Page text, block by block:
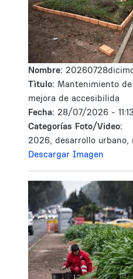
Nombre:
Tìtulo: Mantenimiento
mejora de accesibilida
Fecha: 28/07/2026 - 11:13
Categorías Foto/Video:
2026, desarrollo urbano,
Descargar Imagen